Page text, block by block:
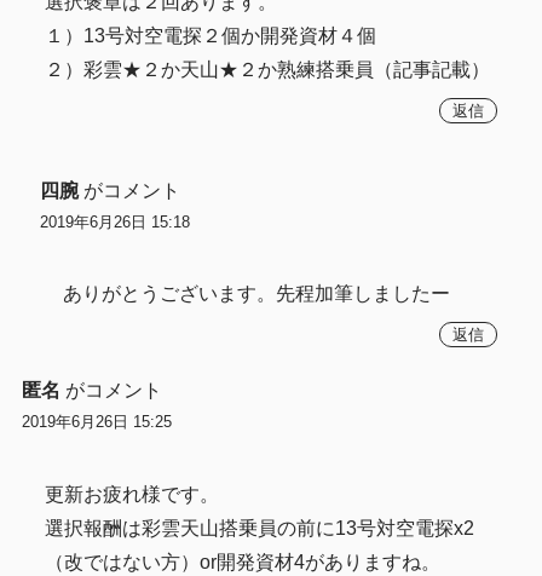
１）13号対空電探２個か開発資材４個
２）彩雲★２か天山★２か熟練搭乗員（記事記載）
返信
四腕 がコメント
2019年6月26日 15:18
ありがとうございます。先程加筆しましたー
返信
匿名 がコメント
2019年6月26日 15:25
更新お疲れ様です。
選択報酬は彩雲天山搭乗員の前に13号対空電探x2
（改ではない方）or開発資材4がありますね。